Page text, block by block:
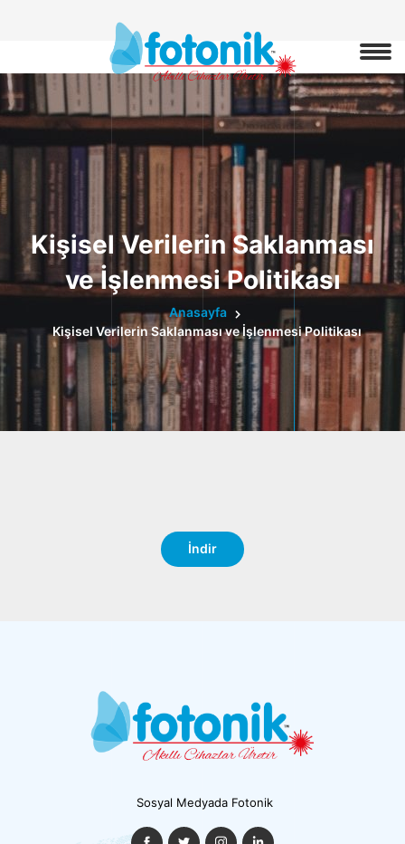
Kişisel Verilerin Saklanması
ve İşlenmesi Politikası
Anasayfa
Kişisel Verilerin Saklanması ve İşlenmesi Politikası
İndir
Sosyal Medyada Fotonik